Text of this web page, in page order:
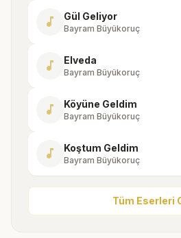
music_note Gül Geliyor
Bayram Büyükoruç
music_note Elveda
Bayram Büyükoruç
music_note Köyüne Geldim
Bayram Büyükoruç
music_note Koştum Geldim
Bayram Büyükoruç
Tüm Eserleri